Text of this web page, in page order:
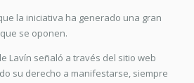
la iniciativa ha generado una gran
se oponen.
Lavín señaló a través del sitio web
su derecho a manifestarse, siempre